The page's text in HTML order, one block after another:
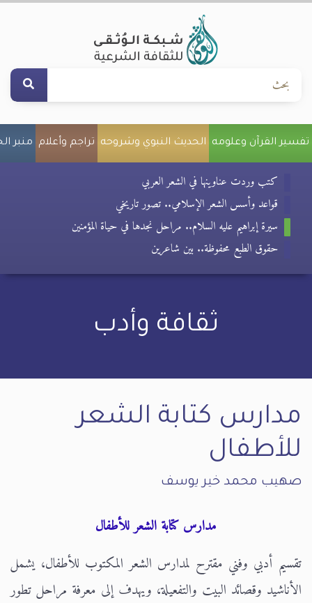
تفسير القرآن وعلومه الحديث النبوي وشروحه تراجم وأعلام منبر
كتب وردت عناوينها في الشعر العربي
قواعد وأسس الشعر الإسلامي.. تصور تاريخي
سيرة إبراهيم عليه السلام.. مراحل نجدها في حياة المؤمنين
حقوق الطبع محفوظة.. بين شاعرين
ثقافة وأدب
مدارس كتابة الشعر
للأطفال
صهيب محمد خير يوسف
مدارس كتابة الشعر للأطفال
تقسيم أدبي وفني مقترح لمدارس الشعر المكتوب للأطفال، يشمل
الأناشيد وقصائد البيت والتفعيلة، ويهدف إلى معرفة مراحل تطور